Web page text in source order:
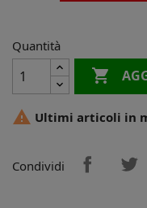
Quantità

 Ultimi articoli in
Condividi